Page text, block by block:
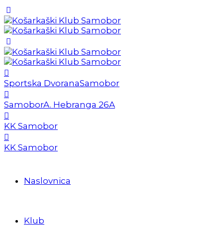
Sportska DvoranaSamobor
SamoborA. Hebranga 26A
KK Samobor
KK Samobor
Naslovnica
Klub